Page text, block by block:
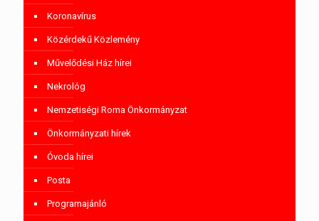
Koronavírus
Közérdekű Közlemény
Művelődési Ház hírei
Nekrológ
Nemzetiségi Roma Önkormányzat
Önkormányzati hírek
Óvoda hírei
Posta
Programajánló